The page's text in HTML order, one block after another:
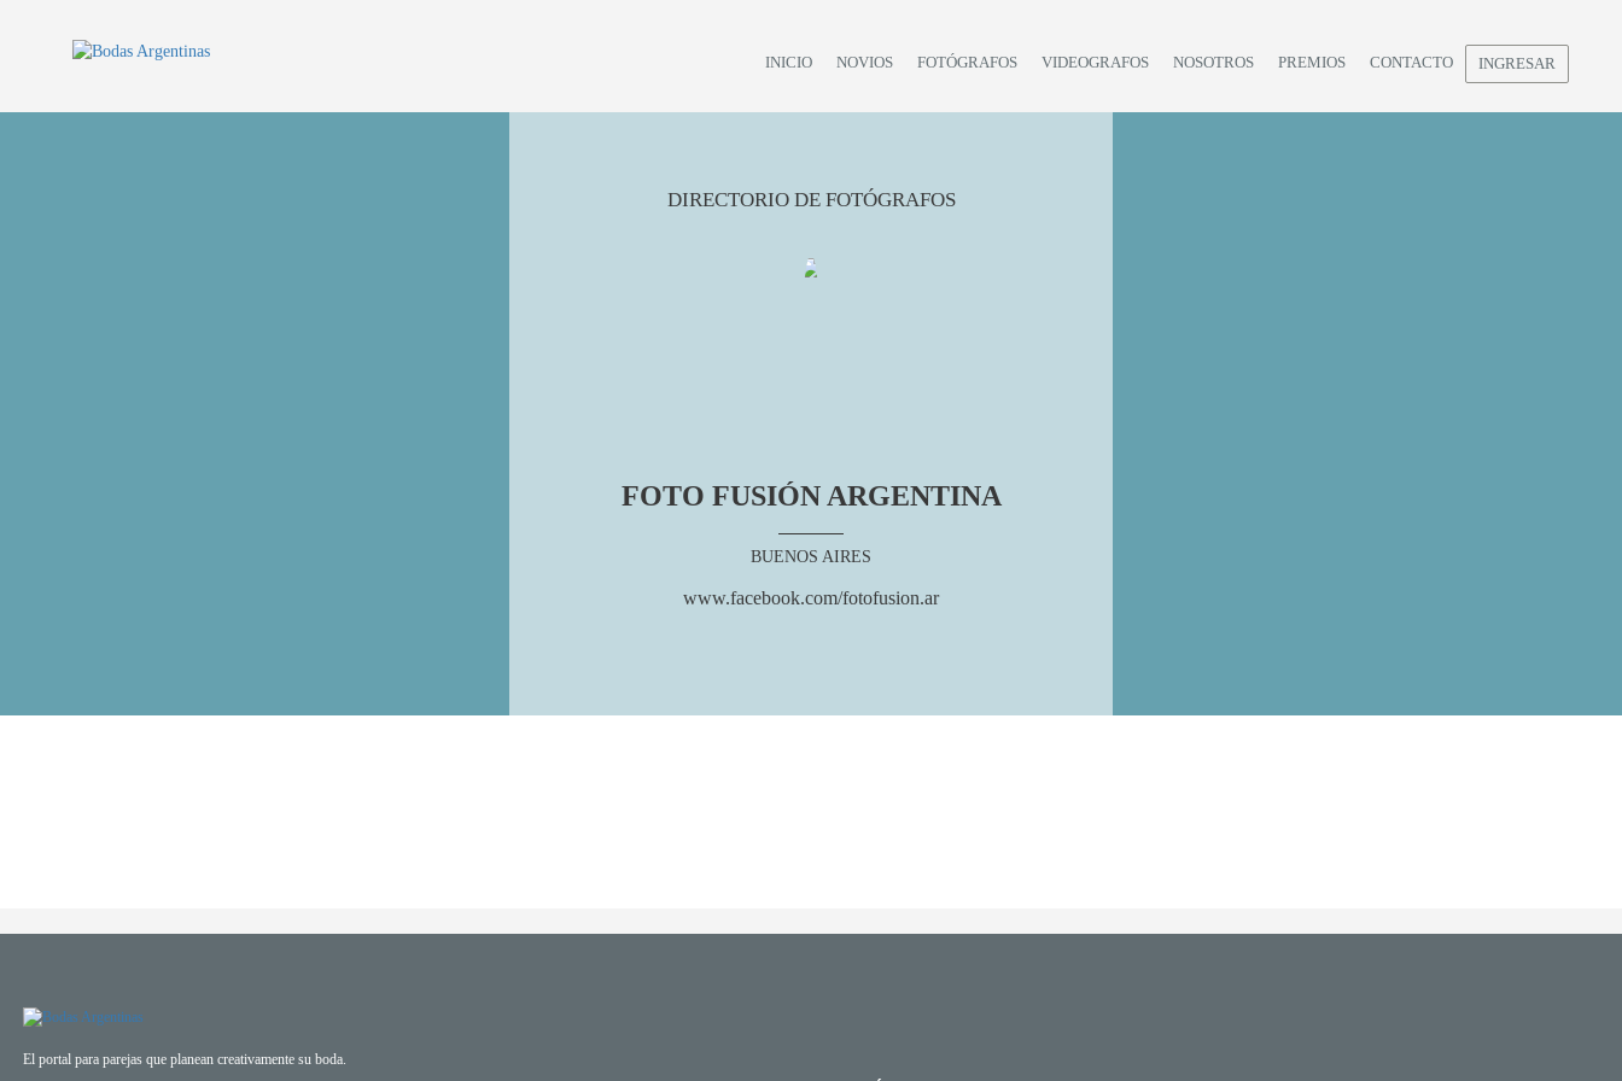
INICIO NOVIOS FOTÓGRAFOS VIDEOGRAFOS NOSOTROS PREMIOS CONTACTO INGRESAR
DIRECTORIO DE FOTÓGRAFOS
FOTO FUSIÓN ARGENTINA
BUENOS AIRES
www.facebook.com/fotofusion.ar
El portal para parejas que planean creativamente su boda.